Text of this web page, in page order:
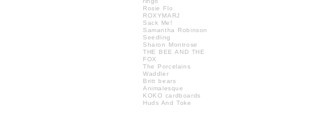
Rosie Flo
ROXYMARJ
Sack Me!
Samantha Robinson
Seedling
Sharon Montrose
THE BEE AND THE
FOX
The Porcelains
Waddler
Britt bears
Animalesque
KOKO cardboards
Huds And Toke